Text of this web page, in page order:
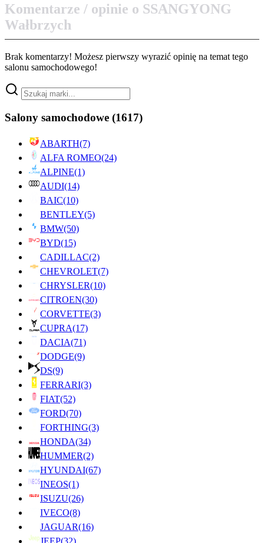
Komentarze / opinie o SSANGYONG
Wałbrzych
Brak komentarzy! Możesz pierwszy wyrazić opinię na temat tego
salonu samochodowego!
Salony samochodowe (1617)
ABARTH(7)
ALFA ROMEO(24)
ALPINE(1)
AUDI(14)
BAIC(10)
BENTLEY(5)
BMW(50)
BYD(15)
CADILLAC(2)
CHEVROLET(7)
CHRYSLER(10)
CITROEN(30)
CORVETTE(3)
CUPRA(17)
DACIA(71)
DODGE(9)
DS(9)
FERRARI(3)
FIAT(52)
FORD(70)
FORTHING(3)
HONDA(34)
HUMMER(2)
HYUNDAI(67)
INEOS(1)
ISUZU(26)
IVECO(8)
JAGUAR(16)